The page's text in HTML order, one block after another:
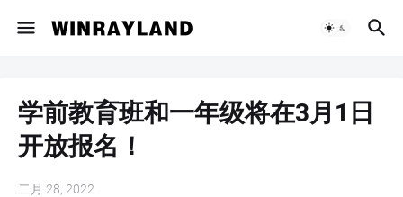
学前教育班和一年级将在3月1日
开放报名！
二月 28, 2022